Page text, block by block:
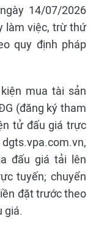
14/07/2026
làm việc, trừ thứ
quy định pháp
mua tài sản
(đăng ký tham
tử đấu giá trực
đấu giá tải lên
tuyến; chuyển
đặt trước theo
giá.